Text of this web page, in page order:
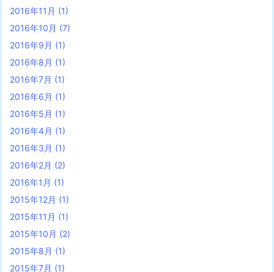
2016年11月 (1)
2016年10月 (7)
2016年9月 (1)
2016年8月 (1)
2016年7月 (1)
2016年6月 (1)
2016年5月 (1)
2016年4月 (1)
2016年3月 (1)
2016年2月 (2)
2016年1月 (1)
2015年12月 (1)
2015年11月 (1)
2015年10月 (2)
2015年8月 (1)
2015年7月 (1)